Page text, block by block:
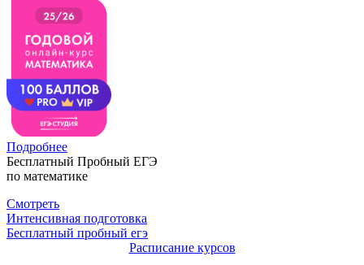
Подробнее
Бесплатный Пробный ЕГЭ
по математике
Смотреть
Интенсивная подготовка
Бесплатный пробный егэ
Расписание курсов